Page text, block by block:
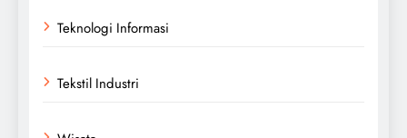
Teknologi Informasi
Tekstil Industri